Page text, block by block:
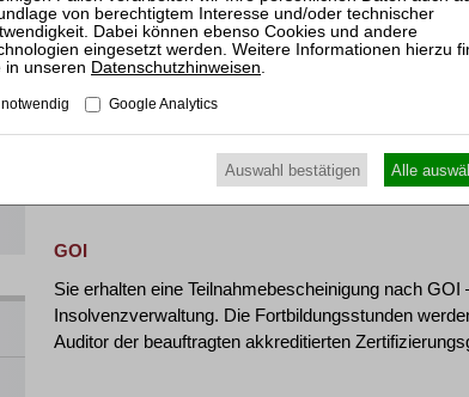
Kosten
549,00 € zzgl. MwSt. (= brutto 653,31 €)
Eine Anleitung zur Teilnahme am Webinar, Codes
weitere Informationen erhalten Sie ca. zwei bis drei
der Kontaktadresse angegebene E-Mail-Adresse.
Die Teilnahmeunterlagen stellen wir Ihnen zum
GOI
Sie erhalten eine Teilnahmebescheinigung nach
Insolvenzverwaltung. Die Fortbildungsstunden
Auditor der beauftragten akkreditierten
Datenschutzhinweisen
notwendig Google Analytics
Auswahl bestätigen Alle